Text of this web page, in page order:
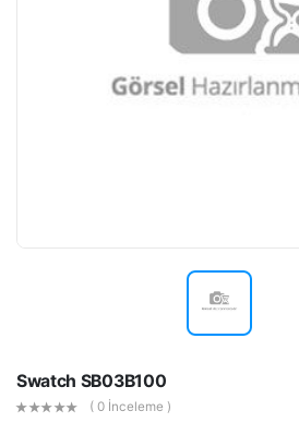
Swatch SB03B100
( 0 İnceleme )